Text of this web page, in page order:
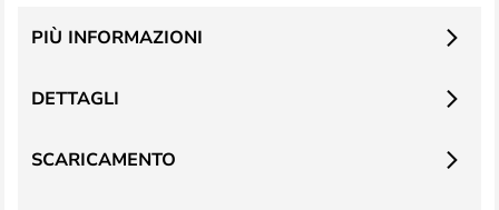
DETTAGLI
PIÙ INFORMAZIONI
SCARICAMENTO